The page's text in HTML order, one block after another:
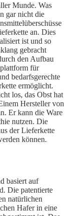
Munde. Was
gar nicht die
an. Dies
ist und so
gebracht
den Aufbau
für
bedarfsgerechte
ermöglicht.
los, das Obst hat
Hersteller von
Er kann die Ware
nutzen. Die
der Lieferkette
können.
basiert auf
Die patentierte
natürlichen
Hafer in eine